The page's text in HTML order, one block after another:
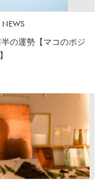
NEWS
半の運勢【マコのポジ